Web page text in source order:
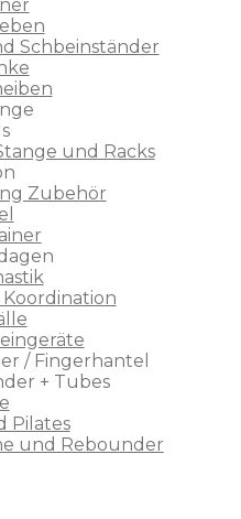
Schbeinständer
und Racks
Zubehör
Koordination
/ Fingerhantel
+ Tubes
Pilates
und Rebounder